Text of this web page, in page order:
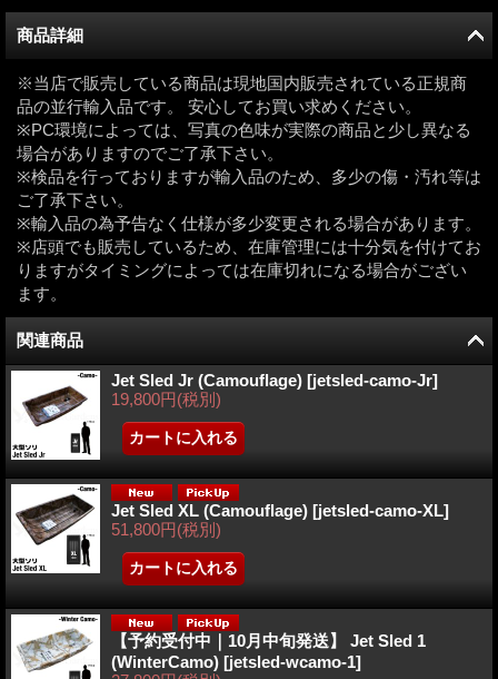
商品詳細
※当店で販売している商品は現地国内販売されている正規商
品の並行輸入品です。 安心してお買い求めください。
※PC環境によっては、写真の色味が実際の商品と少し異なる
場合がありますのでご了承下さい。
※検品を行っておりますが輸入品のため、多少の傷・汚れ等は
ご了承下さい。
※輸入品の為予告なく仕様が多少変更される場合があります。
※店頭でも販売しているため、在庫管理には十分気を付けてお
りますがタイミングによっては在庫切れになる場合がござい
ます。
関連商品
Jet Sled Jr (Camouflage) [jetsled-camo-Jr]
19,800円(税別)
Jet Sled XL (Camouflage) [jetsled-camo-XL]
51,800円(税別)
【予約受付中｜10月中旬発送】 Jet Sled 1
(WinterCamo) [jetsled-wcamo-1]